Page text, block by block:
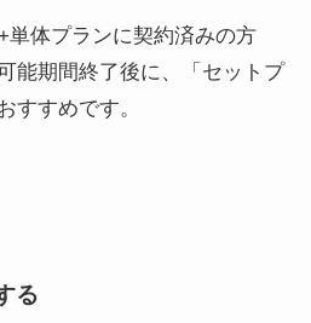
単体プランに契約済みの方
能期間終了後に、「セットプ
すすめです。
る